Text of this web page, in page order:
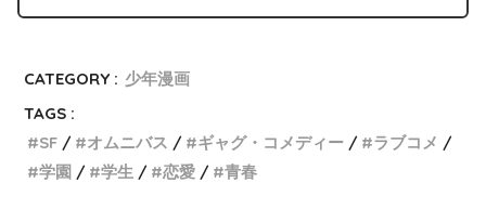
CATEGORY : 少年漫画
TAGS :
SF
オムニバス ギャグ・コメディー
ラブコメ
学園
学生 恋愛 青春